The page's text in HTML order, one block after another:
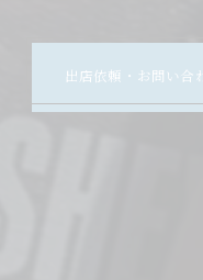
出店依頼・お問い合